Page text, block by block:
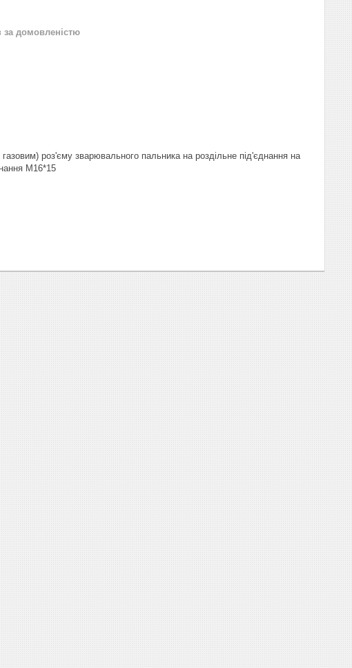
за домовленістю
роз'єму зварювального пальника на роздільне під'єднання на
М16*15